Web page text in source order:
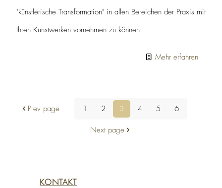
"künstlerische Transformation" in allen Bereichen der Praxis mit
Ihren Kunstwerken vornehmen zu können.
Mehr erfahren-
Prev page 1 2 3 4 5 6
Next page
KONTAKT